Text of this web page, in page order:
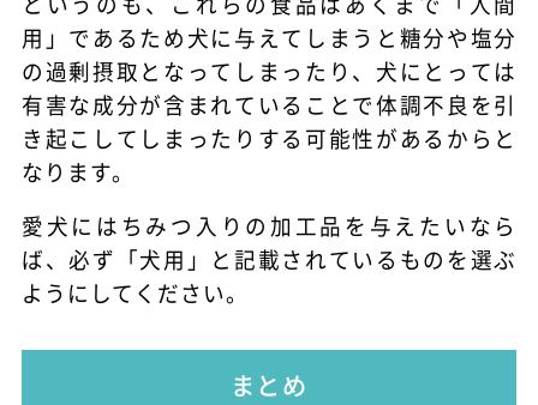
用」であるため犬に与えてしまうと糖分や塩分
の過剰摂取となってしまったり、犬にとっては
有害な成分が含まれていることで体調不良を引
き起こしてしまったりする可能性があるからと
なります。
愛犬にはちみつ入りの加工品を与えたいなら
ば、必ず「犬用」と記載されているものを選ぶ
ようにしてください。
まとめ